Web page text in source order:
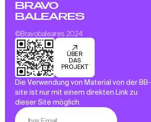
BRAVO
BALEARES
©Bravobaleares 2024
ÜBER
DAS
PROJEKT
Die Verwendung von Material von der BB-
site ist nur mit einem direkten Link zu
dieser Site möglich.